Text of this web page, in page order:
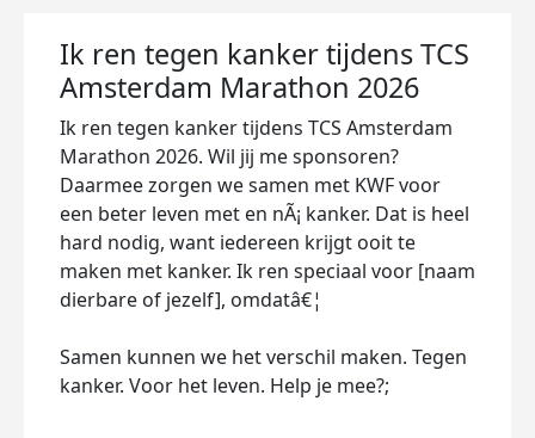
Ik ren tegen kanker tijdens TCS
Amsterdam Marathon 2026
Ik ren tegen kanker tijdens TCS Amsterdam
Marathon 2026. Wil jij me sponsoren?
Daarmee zorgen we samen met KWF voor
een beter leven met en nÃ¡ kanker. Dat is heel
hard nodig, want iedereen krijgt ooit te
maken met kanker. Ik ren speciaal voor [naam
dierbare of jezelf], omdatâ€¦
Samen kunnen we het verschil maken. Tegen
kanker. Voor het leven. Help je mee?;